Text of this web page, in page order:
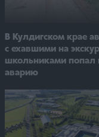
В Кулдигском крае
с ехавшими на
школьниками попал
аварию